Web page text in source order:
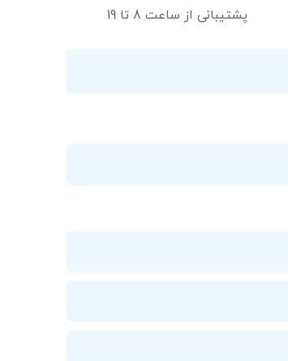
پشتیبانی از ساعت 8 تا 19